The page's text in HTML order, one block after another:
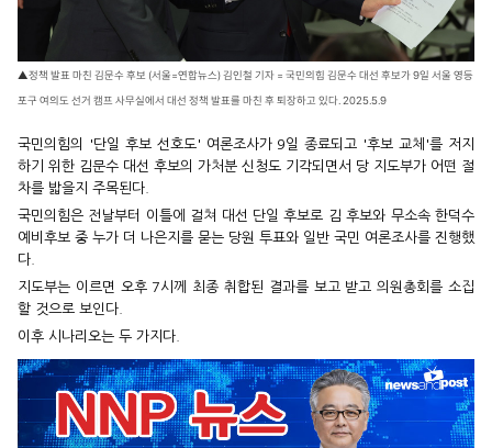
▲정책 발표 마친 김문수 후보 (서울=연합뉴스) 김인철 기자 = 국민의힘 김문수 대선 후보가 9일 서울 영등
포구 여의도 선거 캠프 사무실에서 대선 정책 발표를 마친 후 퇴장하고 있다. 2025.5.9
국민의힘의 '단일 후보 선호도' 여론조사가 9일 종료되고 '후보 교체'를 저지
하기 위한 김문수 대선 후보의 가처분 신청도 기각되면서 당 지도부가 어떤 절
차를 밟을지 주목된다.
국민의힘은 전날부터 이틀에 걸쳐 대선 단일 후보로 김 후보와 무소속 한덕수
예비후보 중 누가 더 나은지를 묻는 당원 투표와 일반 국민 여론조사를 진행했
다.
지도부는 이르면 오후 7시께 최종 취합된 결과를 보고 받고 의원총회를 소집
할 것으로 보인다.
이후 시나리오는 두 가지다.